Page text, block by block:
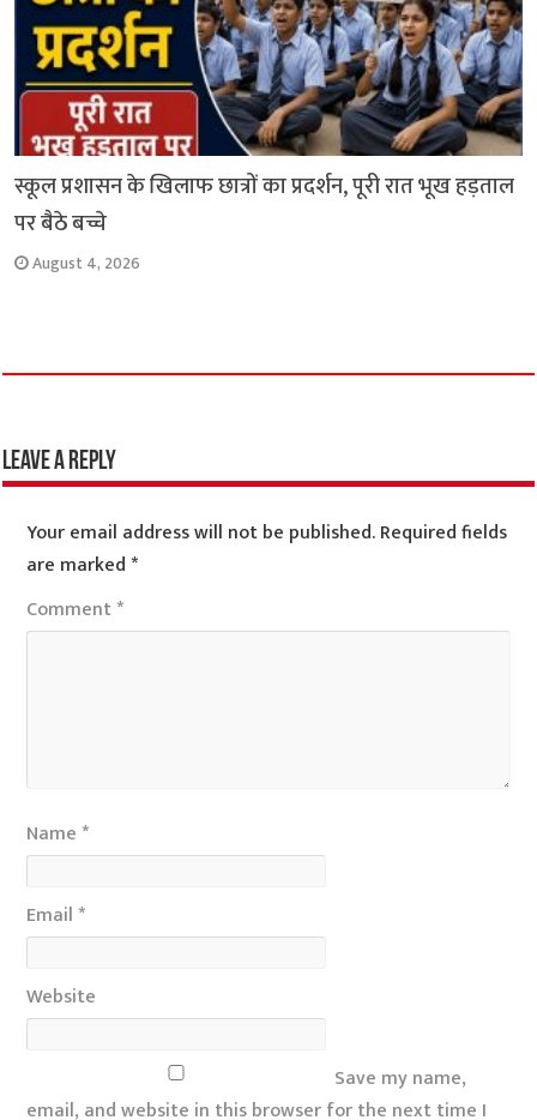
स्कूल प्रशासन के खिलाफ छात्रों का प्रदर्शन, पूरी रात भूख हड़ताल
पर बैठे बच्चे
August 4, 2026
Leave a Reply
Your email address will not be published.Required fields
are marked*
Comment*
Name *
Email *
Website
Save my name,
email, and website in this browser for the next time I